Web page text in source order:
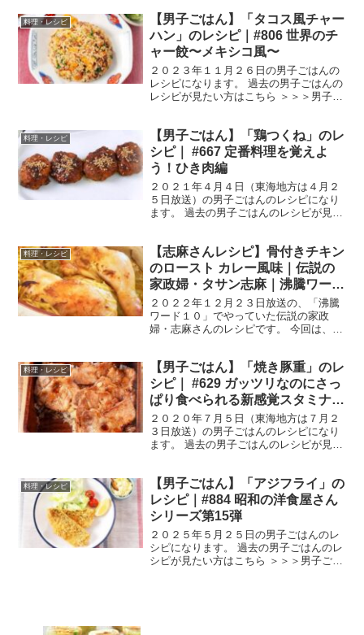
夏料理１４連発」です。 では、早速作り
方です。 タイ風マグ...
料理・レシピ
【男子ごはん】「タコス風チャー
ハン」のレシピ｜#806 世界のチ
ャー餃〜メキシコ風〜
２０２３年１１月２６日の男子ごはんの
レシピになります。 過去の男子ごはんの
レシピが見たい方はこちら ＞＞＞男子ご
肉 ２００g 香菜 ３枝 玉ねぎ 1/4個
（６０g）...
料理・レシピ
【男子ごはん】「鶏つくね」のレ
シピ｜ #667 定番料理を覚えよ
う！ひき肉編
２０２１年４月４日（東海地方は４月２
５日放送）の男子ごはんのレシピになり
ます。 過去の男子ごはんのレシピが見た
材料 鶏ももひき肉 ３００g長ねぎ（白
い部分） １０...
料理・レシピ
【志麻さんレシピ】骨付きチキン
のロースト カレー風味｜伝説の
家政婦・タサン志麻｜沸騰ワード
１０
２０２２年１２月２３日放送の、「沸騰
ワード１０」でやっていた伝説の家政
婦・志麻さんのレシピです。 今回は、ク
クを大公開してくれました！ 俳優の北村
匠海さんと、當真あみ...
料理・レシピ
【男子ごはん】「焼き豚重」のレ
シピ｜ #629 ガッツリなのにさっ
ぱり食べられる新感覚スタミナ定
食
２０２０年７月５日（東海地方は７月２
３日放送）の男子ごはんのレシピになり
ます。 過去の男子ごはんのレシピが見た
材料 《焼き豚重》 豚肩ロース肉（かたま
り） ３５０...
料理・レシピ
【男子ごはん】「アジフライ」の
レシピ｜#884 昭和の洋食屋さん
シリーズ第15弾
２０２５年５月２５日の男子ごはんのレ
シピになります。 過去の男子ごはんのレ
シピが見たい方はこちら ＞＞＞男子ごは